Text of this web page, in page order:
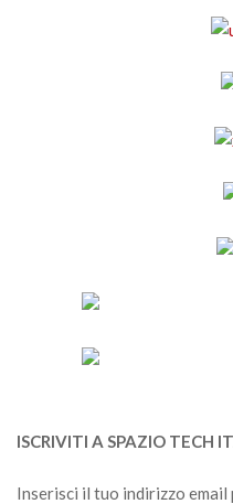
ISCRIVITI A SPAZIO TECH
Inserisci il tuo indirizzo